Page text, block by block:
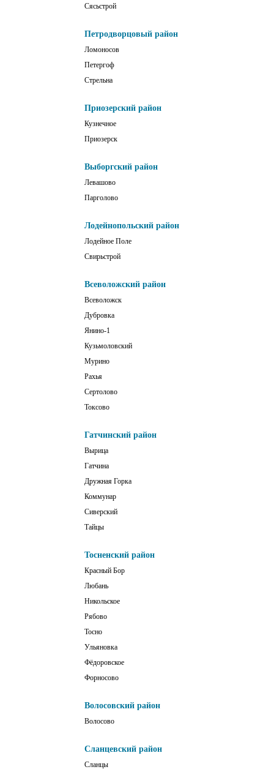
Сясьстрой
Петродворцовый район
Ломоносов
Петергоф
Стрельна
Приозерский район
Кузнечное
Приозерск
Выборгский район
Левашово
Парголово
Лодейнопольский район
Лодейное Поле
Свирьстрой
Всеволожский район
Всеволожск
Дубровка
Янино-1
Кузьмоловский
Мурино
Рахья
Сертолово
Токсово
Гатчинский район
Вырица
Гатчина
Дружная Горка
Коммунар
Сиверский
Тайцы
Тосненский район
Красный Бор
Любань
Никольское
Рябово
Тосно
Ульяновка
Фёдоровское
Форносово
Волосовский район
Волосово
Сланцевский район
Сланцы